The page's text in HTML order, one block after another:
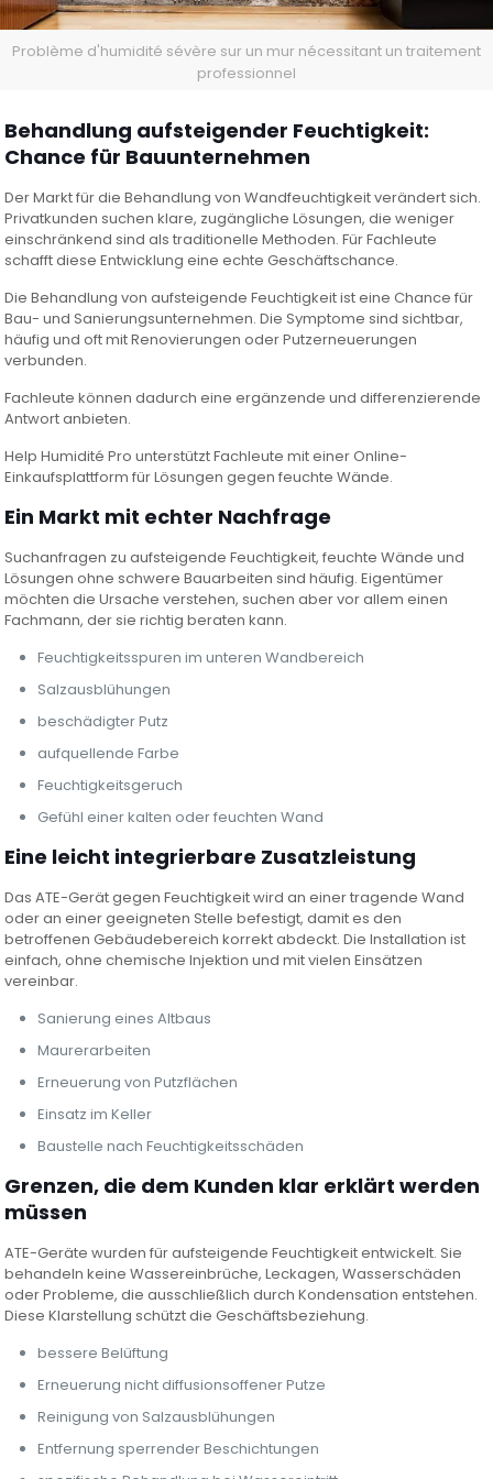
Problème d'humidité sévère sur un mur nécessitant un traitement
professionnel
Behandlung aufsteigender Feuchtigkeit:
Chance für Bauunternehmen
Der Markt für die Behandlung von Wandfeuchtigkeit verändert sich.
Privatkunden suchen klare, zugängliche Lösungen, die weniger
einschränkend sind als traditionelle Methoden. Für Fachleute
schafft diese Entwicklung eine echte Geschäftschance.
Die Behandlung von aufsteigende Feuchtigkeit ist eine Chance für
Bau- und Sanierungsunternehmen. Die Symptome sind sichtbar,
häufig und oft mit Renovierungen oder Putzerneuerungen
verbunden.
Fachleute können dadurch eine ergänzende und differenzierende
Antwort anbieten.
Help Humidité Pro unterstützt Fachleute mit einer Online-
Einkaufsplattform für Lösungen gegen feuchte Wände.
Ein Markt mit echter Nachfrage
Suchanfragen zu aufsteigende Feuchtigkeit, feuchte Wände und
Lösungen ohne schwere Bauarbeiten sind häufig. Eigentümer
möchten die Ursache verstehen, suchen aber vor allem einen
Fachmann, der sie richtig beraten kann.
Feuchtigkeitsspuren im unteren Wandbereich
Salzausblühungen
beschädigter Putz
aufquellende Farbe
Feuchtigkeitsgeruch
Gefühl einer kalten oder feuchten Wand
Eine leicht integrierbare Zusatzleistung
Das ATE-Gerät gegen Feuchtigkeit wird an einer tragende Wand
oder an einer geeigneten Stelle befestigt, damit es den
betroffenen Gebäudebereich korrekt abdeckt. Die Installation ist
einfach, ohne chemische Injektion und mit vielen Einsätzen
vereinbar.
Sanierung eines Altbaus
Maurerarbeiten
Erneuerung von Putzflächen
Einsatz im Keller
Baustelle nach Feuchtigkeitsschäden
Grenzen, die dem Kunden klar erklärt werden
müssen
ATE-Geräte wurden für aufsteigende Feuchtigkeit entwickelt. Sie
behandeln keine Wassereinbrüche, Leckagen, Wasserschäden
oder Probleme, die ausschließlich durch Kondensation entstehen.
Diese Klarstellung schützt die Geschäftsbeziehung.
bessere Belüftung
Erneuerung nicht diffusionsoffener Putze
Reinigung von Salzausblühungen
Entfernung sperrender Beschichtungen